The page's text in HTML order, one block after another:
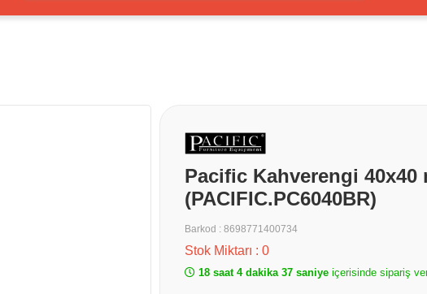
Pacific Kahverengi 40x40
(PACIFIC.PC6040BR)
Barkod : 8698771400734
Stok Miktarı : 0
18 saat 4 dakika 37 saniye içerisinde sipariş